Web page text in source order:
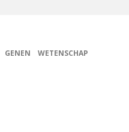
GENEN WETENSCHAP